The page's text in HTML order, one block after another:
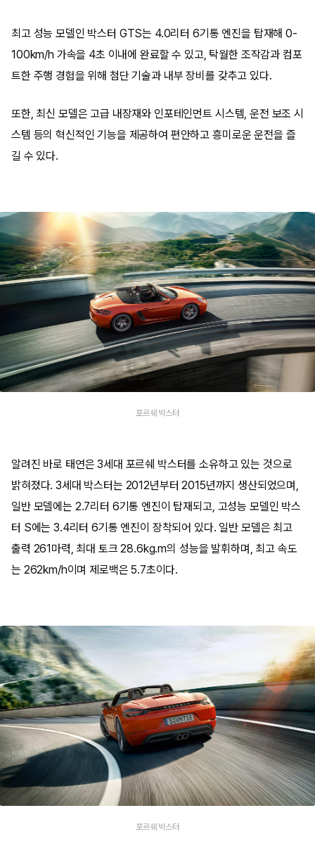
최고 성능 모델인 박스터 GTS는 4.0리터 6기통 엔진을 탑재해 0-
100km/h 가속을 4초 이내에 완료할 수 있고, 탁월한 조작감과 컴포
트한 주행 경험을 위해 첨단 기술과 내부 장비를 갖추고 있다.
또한, 최신 모델은 고급 내장재와 인포테인먼트 시스템, 운전 보조 시
스템 등의 혁신적인 기능을 제공하여 편안하고 흥미로운 운전을 즐
길 수 있다.
포르쉐 박스터
알려진 바로 태연은 3세대 포르쉐 박스터를 소유하고 있는 것으로
밝혀졌다. 3세대 박스터는 2012년부터 2015년까지 생산되었으며,
일반 모델에는 2.7리터 6기통 엔진이 탑재되고, 고성능 모델인 박스
터 S에는 3.4리터 6기통 엔진이 장착되어 있다. 일반 모델은 최고
출력 261마력, 최대 토크 28.6kg.m의 성능을 발휘하며, 최고 속도
는 262km/h이며 제로백은 5.7초이다.
포르쉐 박스터